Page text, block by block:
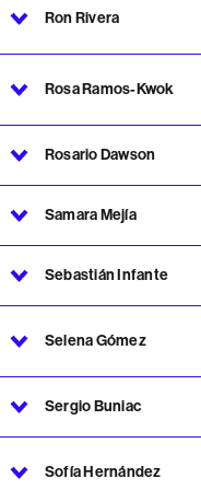
Ron Rivera
Rosa Ramos-Kwok
Rosario Dawson
Samara Mejía
Sebastián Infante
Selena Gómez
Sergio Buniac
Sofía Hernández